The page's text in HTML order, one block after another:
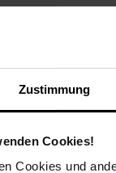
Zustimmung
Cookies!
Cookies und